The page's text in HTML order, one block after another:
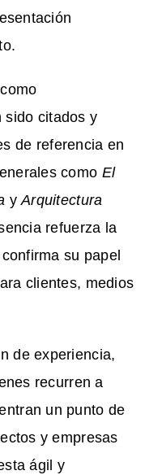
como
sido citados y
de referencia en
como El
yArquitectura
refuerza la
su papel
clientes, medios
de experiencia,
recurren a
un punto de
y empresas
ágil y